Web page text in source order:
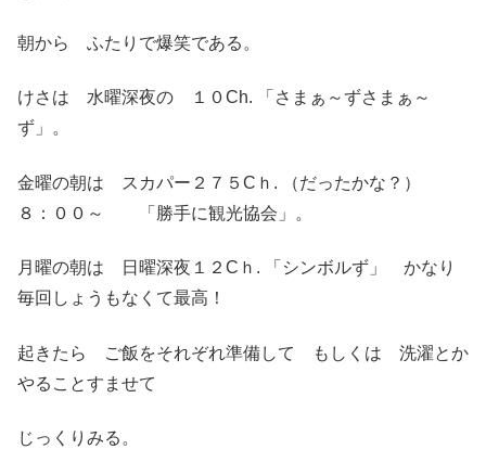
朝から ふたりで爆笑である。
けさは 水曜深夜の １０Ch. 「さまぁ～ずさまぁ～
ず」。
金曜の朝は スカパー２７５Cｈ. （だったかな？）
８：００～ 「勝手に観光協会」。
月曜の朝は 日曜深夜１２Cｈ. 「シンボルず」 かなり
毎回しょうもなくて最高！
起きたら ご飯をそれぞれ準備して もしくは 洗濯とか
やることすませて
じっくりみる。